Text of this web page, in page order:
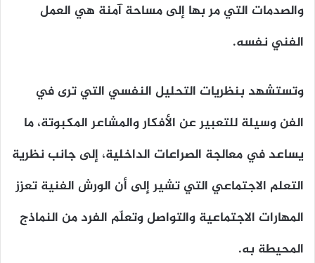
والصدمات التي مر بها إلى مساحة آمنة هي العمل
الفني نفسه.
وتستشهد بنظريات التحليل النفسي التي ترى في
الفن وسيلة للتعبير عن الأفكار والمشاعر المكبوتة، ما
يساعد في معالجة الصراعات الداخلية، إلى جانب نظرية
التعلم الاجتماعي التي تشير إلى أن الورش الفنية تعزز
المهارات الاجتماعية والتواصل وتعلّم الفرد من النماذج
المحيطة به.